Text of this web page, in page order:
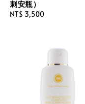
刺安瓶）
Regular
NT$ 3,500